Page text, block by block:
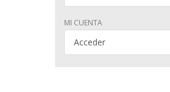
MI CUENTA
Acceder